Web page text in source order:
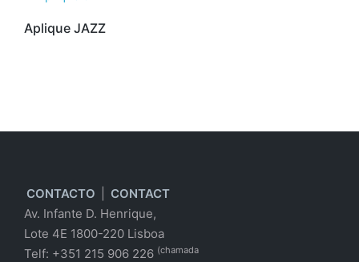
Aplique JAZZ
CONTACTO
CONTACT
Av. Infante D. Henrique,
Lote 4E 1800-220 Lisboa
Telf: +351 215 906 226 (chamada